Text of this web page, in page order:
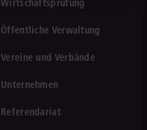
Wirtschaftsprüfung
Öffentliche Verwaltung
Vereine und Verbände
Unternehmen
Referendariat